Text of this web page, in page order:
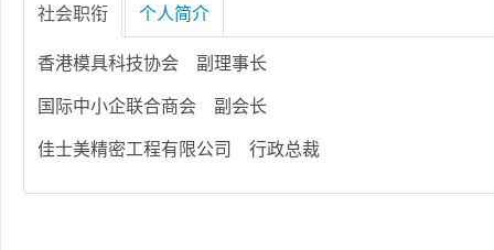
社会职衔 个人简介
香港模具科技协会 副理事长
国际中小企联合商会 副会长
佳士美精密工程有限公司 行政总裁